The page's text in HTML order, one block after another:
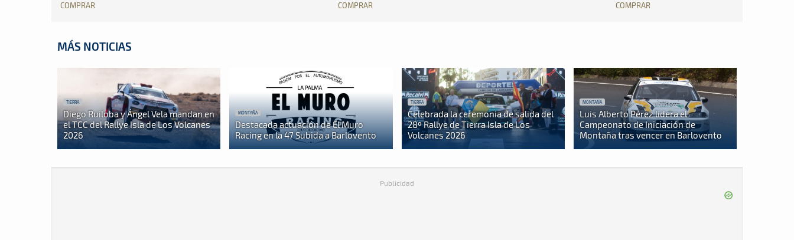
COMPRAR COMPRAR COMPRAR
MÁS NOTICIAS
TIERRA
Diego Ruiloba y Ángel Vela mandan en
el TCC del Rallye Isla de Los Volcanes
2026
MONTAÑA
Destacada actuación de El Muro
Racing en la 47 Subida a Barlovento
TIERRA
Celebrada la ceremonia de salida del
28º Rallye de Tierra Isla de Los
Volcanes 2026
MONTAÑA
Luis Alberto Pérez lidera el
Campeonato de Iniciación de
Montaña tras vencer en Barlovento
Publicidad